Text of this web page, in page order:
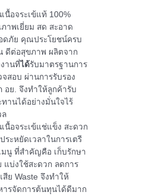
เนื้อจระเข้แท้ 100%
าพเยี่ยม สด สะอาด
ดภัย คุณประโยชน์ครบ
ดีต่อสุขภาพ ผลิตจาก
งานที่ได้รับมาตรฐานการ
จสอบ ผ่านการรับรอง
อย. จึงทำให้ลูกค้ารับ
ทานได้อย่างมั่นใจไร้
ล
เนื้อจระเข้แช่แข็ง สะดวก
ระหยัดเวลาในการเตรี
มนู ที่สำคัญคือ เก็บรักษา
แบ่งใช้สะดวก ลดการ
สีย Waste จึงทำให้
ารจัดการต้นทุนได้ดีมาก